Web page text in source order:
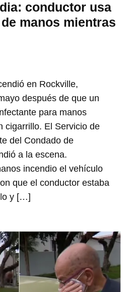
conductor usa
manos mientras
en Rockville,
después de que un
para manos
cigarrillo. El Servicio de
del Condado de
a la escena.
incendio el vehículo
que el conductor estaba
y […]